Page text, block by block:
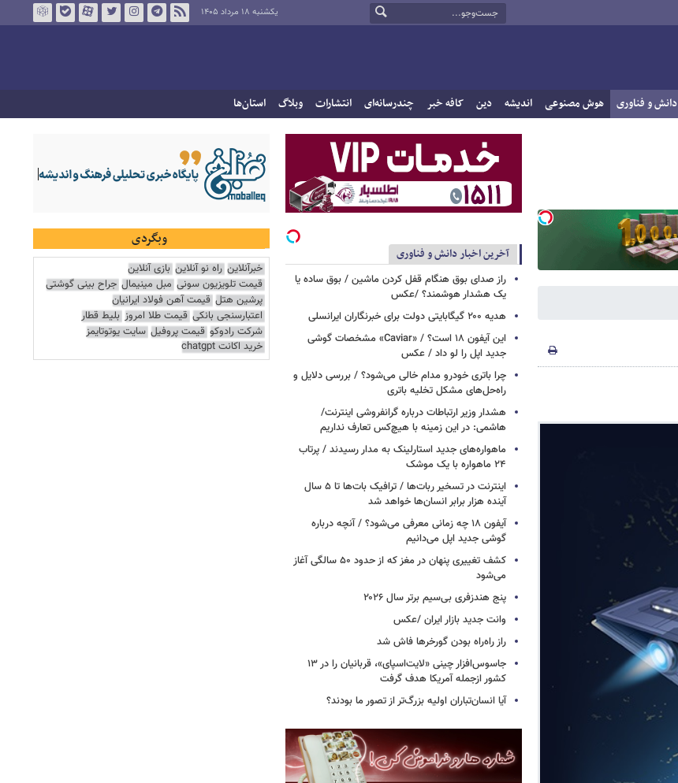
یکشنبه ۱۸ مرداد ۱۴۰۵
دانش و فناوری هوش مصنوعی اندیشه دین کافه خبر چندرسانه‌ای انتشارات وبلاگ استان‌ها
آخرین اخبار دانش و فناوری
راز صدای بوق هنگام قفل کردن ماشین / بوق ساده یا
یک هشدار هوشمند؟ /عکس
هدیه ۲۰۰ گیگابایتی دولت برای خبرنگاران ایرانسلی
این آیفون ۱۸ است؟ / «Caviar» مشخصات گوشی
جدید اپل را لو داد / عکس
چرا باتری خودرو مدام خالی می‌شود؟ / بررسی دلایل و
راه‌حل‌های مشکل تخلیه باتری
هشدار وزیر ارتباطات درباره گرانفروشی اینترنت/
هاشمی: در این زمینه با هیچ‌کس تعارف نداریم
ماهواره‌های جدید استارلینک به مدار رسیدند / پرتاب
۲۴ ماهواره با یک موشک
اینترنت در تسخیر ربات‌ها / ترافیک بات‌ها تا ۵ سال
آینده هزار برابر انسان‌ها خواهد شد
آیفون ۱۸ چه زمانی معرفی می‌شود؟ / آنچه درباره
گوشی جدید اپل می‌دانیم
کشف تغییری پنهان در مغز که از حدود ۵۰ سالگی آغاز
می‌شود
پنج هندزفری بی‌سیم برتر سال ۲۰۲۶
وانت جدید بازار ایران /عکس
راز راه‌راه بودن گورخرها فاش شد
جاسوس‌افزار چینی «لایت‌اسپای»، قربانیان را در ۱۳
کشور ازجمله آمریکا هدف گرفت
آیا انسان‌تباران اولیه بزرگ‌تر از تصور ما بودند؟
وبگردی
خبرآنلاین راه نو آنلاین بازی آنلاین
قیمت تلویزیون سونی مبل مینیمال جراح بینی گوشتی
پرشین هتل قیمت آهن فولاد ایرانیان
اعتبارسنجی بانکی قیمت طلا امروز بلیط قطار
شرکت رادوکو قیمت پروفیل سایت یوتوتایمز
خرید اکانت chatgpt